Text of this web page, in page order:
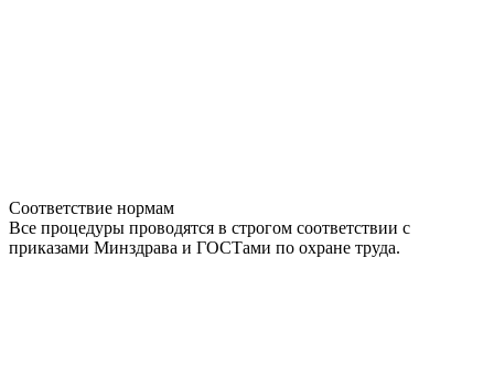
Соответствие нормам
Все процедуры проводятся в строгом соответствии с
приказами Минздрава и ГОСТами по охране труда.